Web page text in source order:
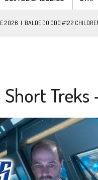
2026 | BALDE DO ODO #122
E CBS DERRUBAM NOVO VÍDEO
| STAR TREK: STRANGE NEW
JORNADAS | QUATRO EPISÓDIOS DE
DO ANO 5 DACOLEÇÃO TREK
THE GRIFFIN INCIDENT
E COMENTE SNW 4×03: HUMAN BEST
Short